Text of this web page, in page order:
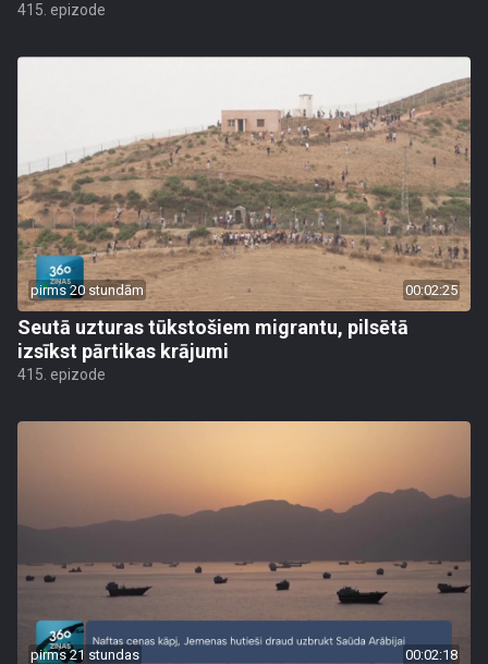
415. epizode
pirms 20 stundām 00:02:25
Seutā uzturas tūkstošiem migrantu, pilsētā
izsīkst pārtikas krājumi
415. epizode
pirms 21 stundas 00:02:18